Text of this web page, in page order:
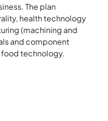
The plan
health technology
(machining and
and component
technology.